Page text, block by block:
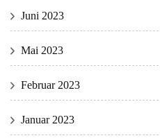
Juni 2023
Mai 2023
Februar 2023
Januar 2023